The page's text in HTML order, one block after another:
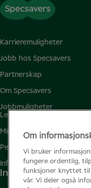
Karrieremuligheter
Jobb hos Specsavers
Partnerskap
Om Specsavers
Jobbmuligheter
Ledige jobber
Mine favoritter
Personvern
Informasjonskapsler
Instagram
Om
Vi bruker
fungere ordentlig,
funksjoner knyttet til
vår. Vi deler også